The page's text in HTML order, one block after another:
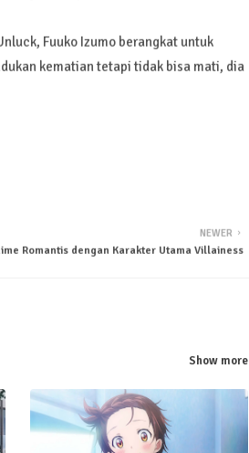
Fuuko Izumo berangkat untuk
kematian tetapi tidak bisa mati, dia
NEWER
Romantis dengan Karakter Utama Villainess
Show more